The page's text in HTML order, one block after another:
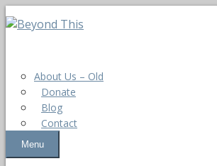
About Us – Old
Donate
Blog
Contact
Menu